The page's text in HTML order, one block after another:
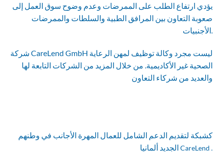
يؤدي ارتفاع الطلب على الممرضات وعدم وضوح سوق العمل إلى
صعوبة التعاون بين المرافق الطبية والسلطات والممرضات
الأجنبيات.
شركة CareLend GmbH ليست مجرد وكالة توظيف لمهن الرعاية
الصحية غير الأكاديمية. من خلال المزيد من الشركات التابعة لها
والعديد من شركاء التعاون
كشبكة لتقديم الدعم الشامل للعمال المهرة الأجانب في وطنهم
CareLend .